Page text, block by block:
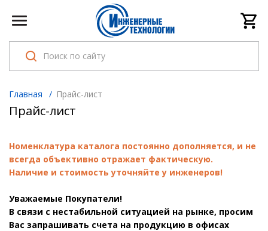
Главная / Прайс-лист
Прайс-лист
Номенклатура каталога постоянно дополняется, и не
всегда объективно отражает фактическую.
Наличие и стоимость уточняйте у инженеров!
Уважаемые Покупатели!
В связи с нестабильной ситуацией на рынке, просим
Вас запрашивать счета на продукцию в офисах